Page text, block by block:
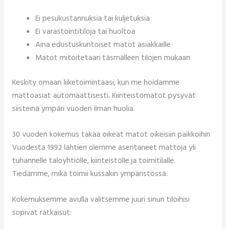
Ei pesukustannuksia tai kuljetuksia
Ei varastointitiloja tai huoltoa
Aina edustuskuntoiset matot asiakkaille
Matot mitoitetaan täsmälleen tilojen mukaan
Keskity omaan liiketoimintaasi, kun me hoidamme
mattoasiat automaattisesti. Kiinteistömatot pysyvät
siisteinä ympäri vuoden ilman huolia.
30 vuoden kokemus takaa oikeat matot oikeisiin paikkoihin
Vuodesta 1992 lähtien olemme asentaneet mattoja yli
tuhannelle taloyhtiölle, kiinteistölle ja toimitilalle.
Tiedämme, mikä toimii kussakin ympäristössä.
Kokemuksemme avulla valitsemme juuri sinun tiloihisi
sopivat ratkaisut: